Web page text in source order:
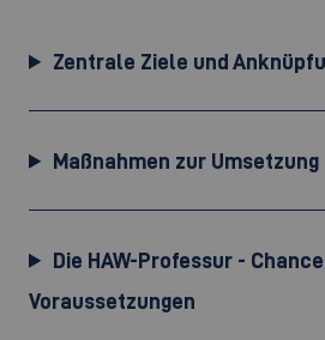
Zentrale Ziele und
Maßnahmen zur
Die HAW-Professur -
Voraussetzungen